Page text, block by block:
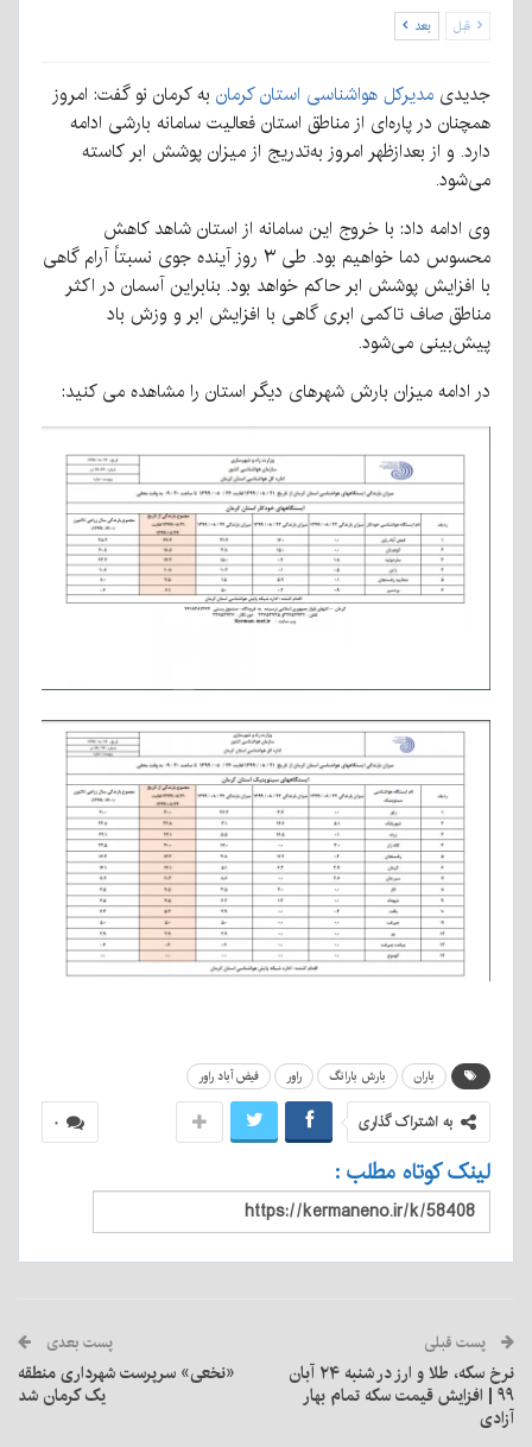
قبل بعد
جدیدی مدیرکل هواشناسی استان کرمان به کرمان نو گفت: امروز
همچنان در پاره‌ای از مناطق استان فعالیت سامانه بارشی ادامه
دارد. و از بعدازظهر امروز به‌تدریج از میزان پوشش ابر کاسته
می‌شود.
وی ادامه داد: با خروج این سامانه از استان شاهد کاهش
محسوس دما خواهیم بود. طی ۳ روز آینده جوی نسبتاً آرام گاهی
با افزایش پوشش ابر حاکم خواهد بود. بنابراین آسمان در اکثر
مناطق صاف تاکمی ابری گاهی با افزایش ابر و وزش باد
پیش‌بینی می‌شود.
در ادامه میزان بارش شهرهای دیگر استان را مشاهده می کنید:
باران بارش بارانگ راور فیض آباد راور
۰ به اشتراک گذاری
لینک کوتاه مطلب :
پست قبلی
نرخ سکه، طلا و ارز در ‌‌شنبه ۲۴ آبان
۹۹ | افزایش قیمت سکه تمام بهار
آزادی
پست بعدی
«نخعی» سرپرست شهرداری منطقه
یک کرمان شد